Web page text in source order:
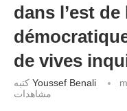
dans l’est
de vives
Youssef Benali
مشاهدات